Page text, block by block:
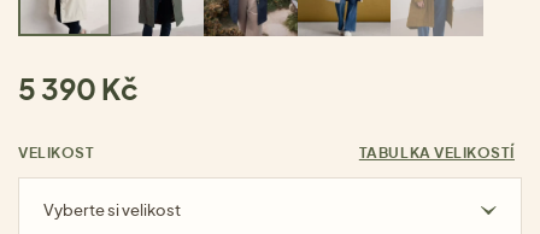
5 390 Kč
VELIKOST TABULKA VELIKOSTÍ
Vyberte si velikost